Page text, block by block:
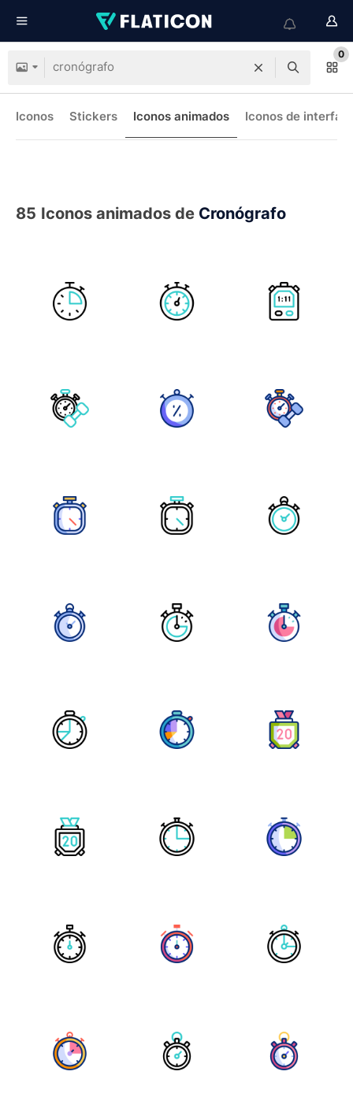
0
Iconos Stickers Iconos animados Iconos de interfaz
85 Iconos animados de Cronógrafo